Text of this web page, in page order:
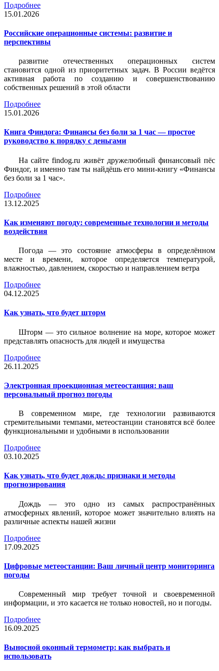
Подробнее
15.01.2026
Российские операционные системы: развитие и
перспективы
развитие отечественных операционных систем
становится одной из приоритетных задач. В России ведётся
активная работа по созданию и совершенствованию
собственных решений в этой области
Подробнее
15.01.2026
Книга Финдога: Финансы без боли за 1 час — простое
руководство к порядку с деньгами
На сайте findog.ru живёт дружелюбный финансовый пёс
Финдог, и именно там ты найдёшь его мини‑книгу «Финансы
без боли за 1 час».
Подробнее
13.12.2025
Как изменяют погоду: современные технологии и методы
воздействия
Погода — это состояние атмосферы в определённом
месте и времени, которое определяется температурой,
влажностью, давлением, скоростью и направлением ветра
Подробнее
04.12.2025
Как узнать, что будет шторм
Шторм — это сильное волнение на море, которое может
представлять опасность для людей и имущества
Подробнее
26.11.2025
Электронная проекционная метеостанция: ваш
персональный прогноз погоды
В современном мире, где технологии развиваются
стремительными темпами, метеостанции становятся всё более
функциональными и удобными в использовании
Подробнее
03.10.2025
Как узнать, что будет дождь: признаки и методы
прогнозирования
Дождь — это одно из самых распространённых
атмосферных явлений, которое может значительно влиять на
различные аспекты нашей жизни
Подробнее
17.09.2025
Цифровые метеостанции: Ваш личный центр мониторинга
погоды
Современный мир требует точной и своевременной
информации, и это касается не только новостей, но и погоды.
Подробнее
16.09.2025
Выносной оконный термометр: как выбрать и
использовать